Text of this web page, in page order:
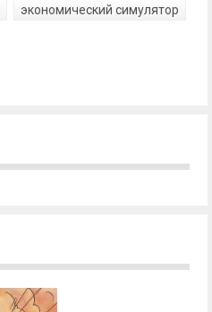
экономический симулятор